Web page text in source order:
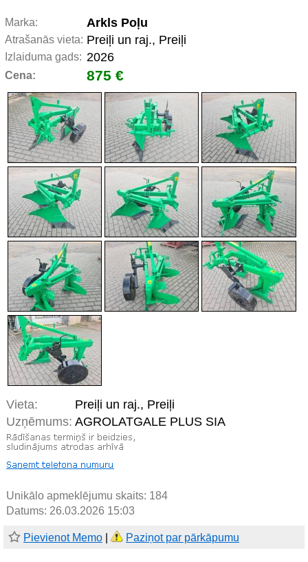
Marka: Arkls Poļu
Atrašanās vieta: Preiļi un raj., Preiļi
Izlaiduma gads: 2026
Cena: 875 €
Vieta:
Preiļi un raj., Preiļi
Uzņēmums: AGROLATGALE PLUS SIA
Unikālo apmeklējumu skaits: 184
Datums: 26.03.2026 15:03
Pievienot Memo Paziņot par pārkāpumu